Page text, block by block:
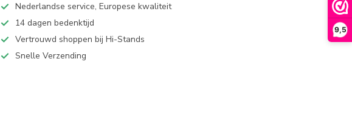
9,5
Nederlandse service, Europese kwaliteit
14 dagen bedenktijd
Vertrouwd shoppen bij Hi-Stands
Snelle Verzending